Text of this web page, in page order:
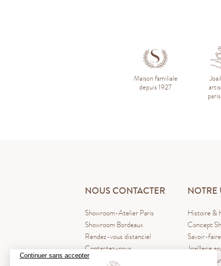
Continuer sans accepter
Maison familiale
depuis 1927
NOUS CONTACTER
Showroom-Atelier Paris
Showroom Bordeaux
Rendez-vous distanciel
Contactez-nous
NOTRE
Histoire &
Concept
Savoir-
Joaillerie
Blog La